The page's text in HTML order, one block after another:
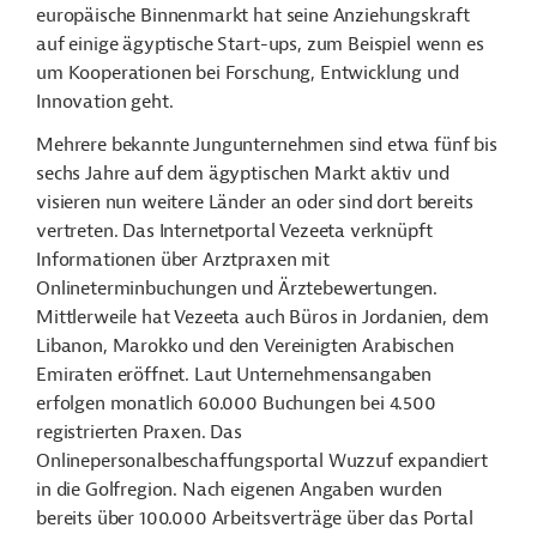
europäische Binnenmarkt hat seine Anziehungskraft
auf einige ägyptische Start-ups, zum Beispiel wenn es
um Kooperationen bei Forschung, Entwicklung und
Innovation geht.
Mehrere bekannte Jungunternehmen sind etwa fünf bis
sechs Jahre auf dem ägyptischen Markt aktiv und
visieren nun weitere Länder an oder sind dort bereits
vertreten. Das Internetportal Vezeeta verknüpft
Informationen über Arztpraxen mit
Onlineterminbuchungen und Ärztebewertungen.
Mittlerweile hat Vezeeta auch Büros in Jordanien, dem
Libanon, Marokko und den Vereinigten Arabischen
Emiraten eröffnet. Laut Unternehmensangaben
erfolgen monatlich 60.000 Buchungen bei 4.500
registrierten Praxen. Das
Onlinepersonalbeschaffungsportal Wuzzuf expandiert
in die Golfregion. Nach eigenen Angaben wurden
bereits über 100.000 Arbeitsverträge über das Portal